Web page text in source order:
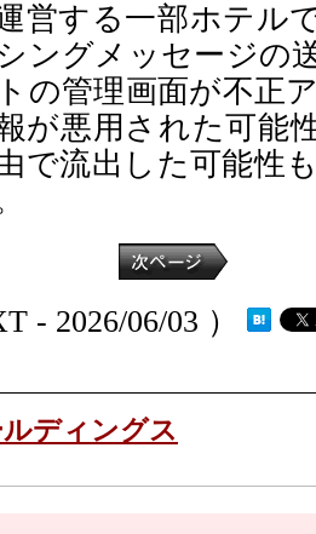
営する一部ホテル
ングメッセージの
の管理画面が不正
が悪用された可能
で流出した可能性
- 2026/06/03 ）
ディングス